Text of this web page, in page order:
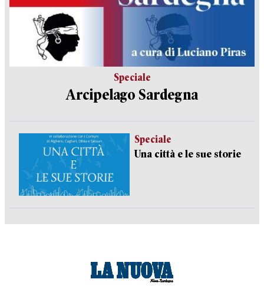
Speciale
Arcipelago Sardegna
Speciale
Una città e le sue storie